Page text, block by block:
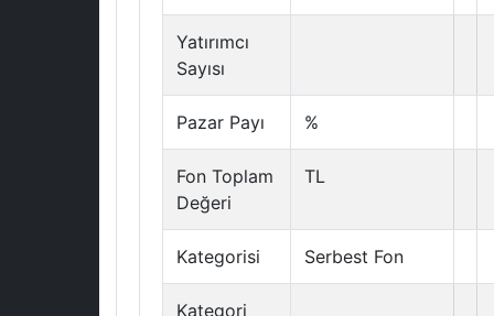
Yatırımcı
Sayısı
Pazar Payı %
Fon Toplam
Değeri
TL
Kategorisi Serbest Fon
Kategori